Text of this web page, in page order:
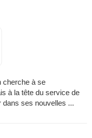
cherche à se
à la tête du service de
dans ses nouvelles ...